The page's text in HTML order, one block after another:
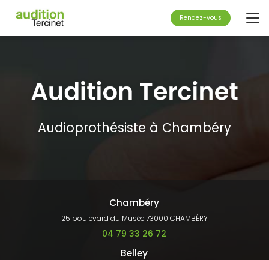
contenu
principal
Rendez-vous
Audioprothésiste à Chambéry
Chambéry
25 boulevard du Musée 73000 CHAMBÉRY
04 79 33 26 72
Belley